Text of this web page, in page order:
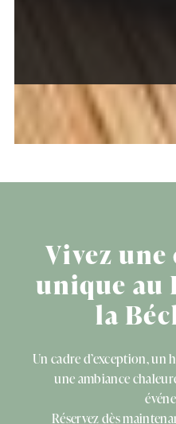
Vivez
unique au
la
Un cadre d’exception,
une ambiance
Réservez dès